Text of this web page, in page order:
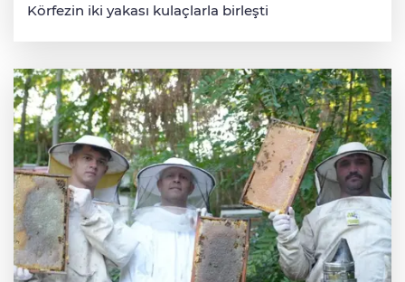
Körfezin iki yakası kulaçlarla birleşti